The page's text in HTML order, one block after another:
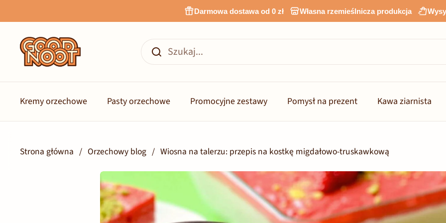
Darmowa dostawa od 0 zł Własna rzemieślnicza produkcja
Kremy orzechowe Pasty orzechowe Promocyjne zestawy Pomysł na prezent Kawa ziarnista
Strona główna / Orzechowy blog / Wiosna na talerzu: przepis na kostkę migdałowo-truskawkową